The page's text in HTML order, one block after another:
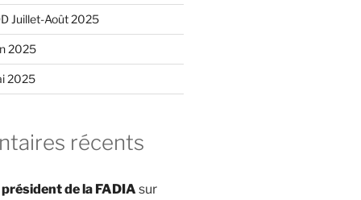
Juillet-Août 2025
2025
2025
récents
de la FADIA sur